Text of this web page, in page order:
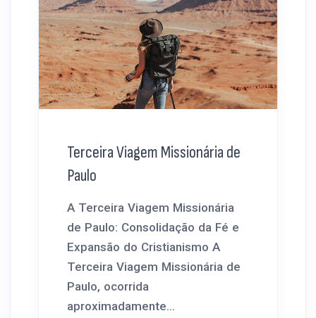
Terceira Viagem Missionária de
Paulo
A Terceira Viagem Missionária
de Paulo: Consolidação da Fé e
Expansão do Cristianismo A
Terceira Viagem Missionária de
Paulo, ocorrida
aproximadamente...